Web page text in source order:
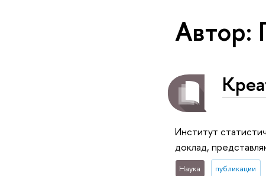
Автор:
Институт
доклад,
Наука публикации